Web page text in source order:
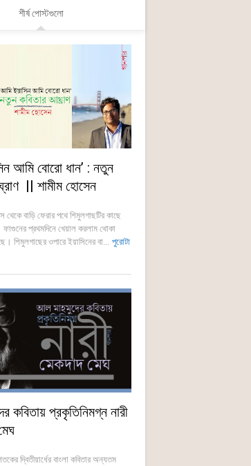
শীর্ষ পোস্টগুলো
আমি বোরো ধান’ : নতুন
|| শামীম হোসেন
থেকে বাড়ি ফেরার পথে শিমুলগাছটির কাছে
প্রথমদিনে খেয়াল করলাম থোকা
শিমুলগাছের ওপারে ইয়াসিনের বা... পুরোটা
কবিতায় প্রকৃতিনিমগ্ন নারী
দ্বিতীয়ার্ধের বাংলা কবিতার অন্যতম